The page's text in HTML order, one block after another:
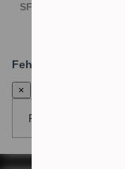
SFr. 695.00
Fehler:
×
Fenster schliessen